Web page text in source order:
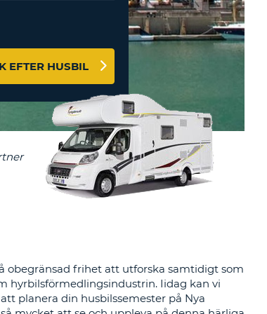
EFTER HUSBIL
obegränsad frihet att utforska samtidigt som
hyrbilsförmedlingsindustrin. Iidag kan vi
planera din husbilssemester på Nya